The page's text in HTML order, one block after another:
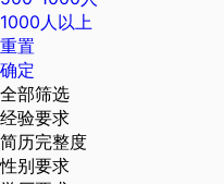
1000人以上
重置
确定
全部筛选
经验要求
简历完整度
性别要求